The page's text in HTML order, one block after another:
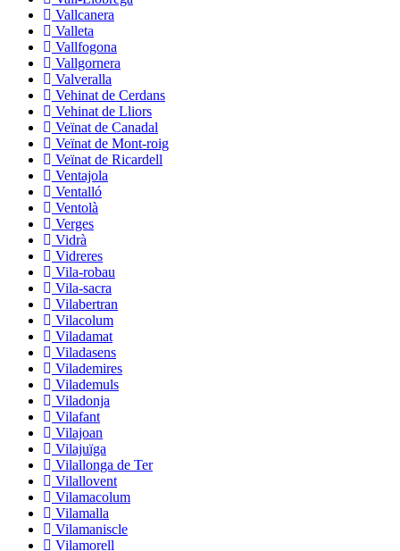
Vallcanera
Valleta
Vallfogona
Vallgornera
Valveralla
Vehinat de Cerdans
Vehinat de Lliors
Veïnat de Canadal
Veïnat de Mont-roig
Veïnat de Ricardell
Ventajola
Ventalló
Ventolà
Verges
Vidrà
Vidreres
Vila-robau
Vila-sacra
Vilabertran
Vilacolum
Viladamat
Viladasens
Vilademires
Vilademuls
Viladonja
Vilafant
Vilajoan
Vilajuïga
Vilallonga de Ter
Vilallovent
Vilamacolum
Vilamalla
Vilamaniscle
Vilamorell